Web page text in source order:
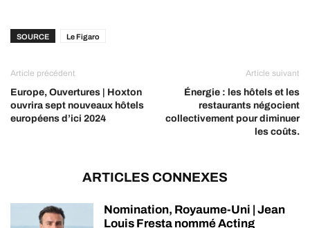
SOURCE Le Figaro
Article précédent
Europe, Ouvertures | Hoxton
ouvrira sept nouveaux hôtels
européens d’ici 2024
Article suivant
Énergie : les hôtels et les
restaurants négocient
collectivement pour diminuer
les coûts.
ARTICLES CONNEXES
Nomination, Royaume-Uni | Jean
Louis Fresta nommé Acting